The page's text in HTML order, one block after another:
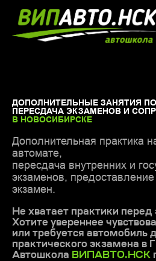
ДОПОЛНИТЕЛЬНЫЕ ЗАНЯТИЯ
ПЕРЕСДАЧА ЭКЗАМЕНОВ И
В НОВОСИБИРСКЕ
Дополнительная практика
автомате,
пересдача внутренних и
экзаменов,
экзамен.
Не хватает практики
Хотите увереннее
или требуется автомобиль
практического экзамена в
Автошкола ВИПАВТО.НСК